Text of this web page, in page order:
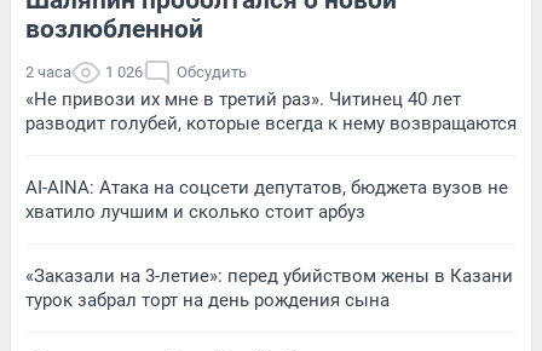
возлюбленной
2 часа 1 026 Обсудить
«Не привози их мне в третий раз». Читинец 40 лет
разводит голубей, которые всегда к нему возвращаются
AI-AINA: Атака на соцсети депутатов, бюджета вузов не
хватило лучшим и сколько стоит арбуз
«Заказали на 3-летие»: перед убийством жены в Казани
турок забрал торт на день рождения сына